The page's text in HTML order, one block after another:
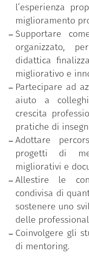
Il percorso
impegno attivo su
interconnesse:
una fase di
del mentoring
volti a
all’azione
una fase
un lato si
e mentee
delle
valida
(accordo
pari,
procedure e
una fase di
l’esperienza
miglioramento
Supportare
organizzato,
didattica
migliorativo e
Partecipare ad
aiuto a
crescita
pratiche di
Adottare
progetti di
migliorativi e
Allestire le
condivisa di
sostenere uno
delle
Coinvolgere gli
di mentoring.